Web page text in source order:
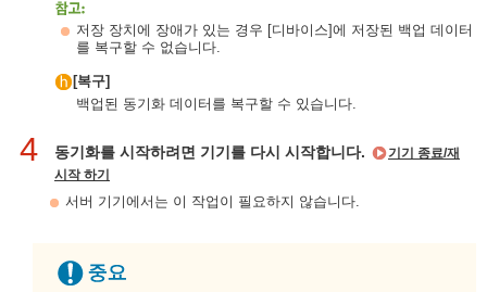
저장 장치에 장애가 있는 경우 [디바이스]에 저장된 백업 데이터
를 복구할 수 없습니다.
[복구]
백업된 동기화 데이터를 복구할 수 있습니다.
4 동기화를 시작하려면 기기를 다시 시작합니다.
기기 종료/재
시작 하기
서버 기기에서는 이 작업이 필요하지 않습니다.